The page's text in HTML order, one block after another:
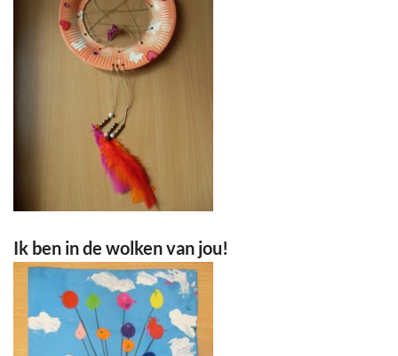
Ik ben in de wolken van jou!